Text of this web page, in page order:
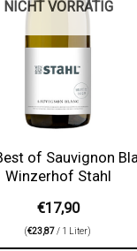
NICHT VORRÄTIG
of Sauvignon
Winzerhof Stahl
€17,90
(€23,87/ 1 Liter)